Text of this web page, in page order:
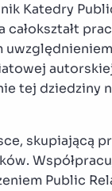
Katedry
tej dziedziny
skupiającą
Public